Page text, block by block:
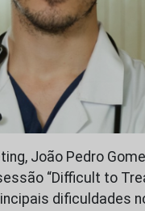
João Pedro
“Difficult to
dificuldades